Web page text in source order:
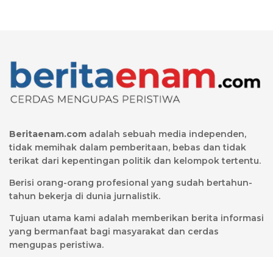
Beritaenam.com adalah sebuah media independen,
tidak memihak dalam pemberitaan, bebas dan tidak
terikat dari kepentingan politik dan kelompok tertentu.
Berisi orang-orang profesional yang sudah bertahun-
tahun bekerja di dunia jurnalistik.
Tujuan utama kami adalah memberikan berita informasi
yang bermanfaat bagi masyarakat dan cerdas
mengupas peristiwa.